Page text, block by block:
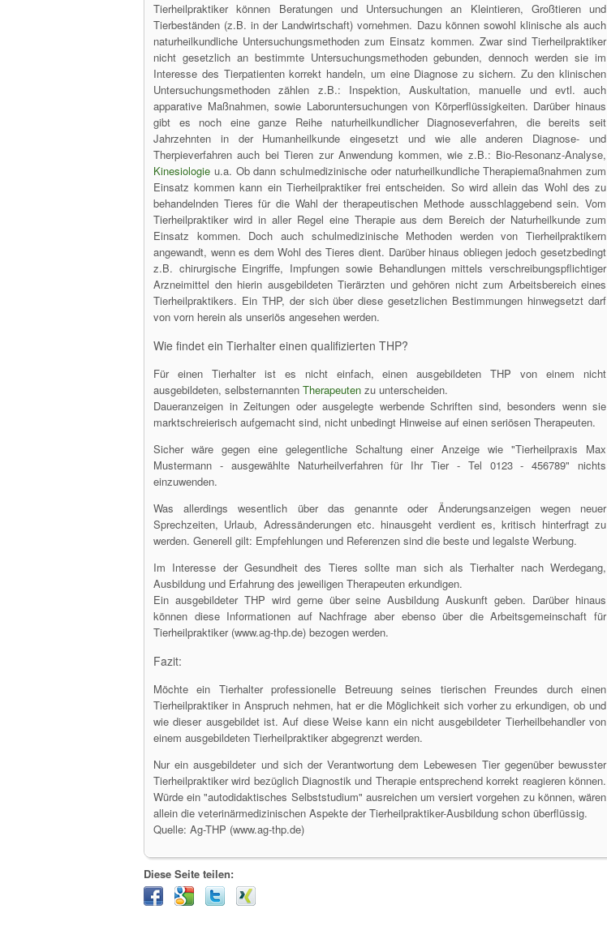
Tierheilpraktiker können Beratungen und Untersuchungen an Kleintieren, Großtieren und
Tierbeständen (z.B. in der Landwirtschaft) vornehmen. Dazu können sowohl klinische als auch
naturheilkundliche Untersuchungsmethoden zum Einsatz kommen. Zwar sind Tierheilpraktiker
nicht gesetzlich an bestimmte Untersuchungsmethoden gebunden, dennoch werden sie im
Interesse des Tierpatienten korrekt handeln, um eine Diagnose zu sichern. Zu den klinischen
Untersuchungsmethoden zählen z.B.: Inspektion, Auskultation, manuelle und evtl. auch
apparative Maßnahmen, sowie Laboruntersuchungen von Körperflüssigkeiten. Darüber hinaus
gibt es noch eine ganze Reihe naturheilkundlicher Diagnoseverfahren, die bereits seit
Jahrzehnten in der Humanheilkunde eingesetzt und wie alle anderen Diagnose- und
Therpieverfahren auch bei Tieren zur Anwendung kommen, wie z.B.: Bio-Resonanz-Analyse,
Kinesiologie u.a. Ob dann schulmedizinische oder naturheilkundliche Therapiemaßnahmen zum
Einsatz kommen kann ein Tierheilpraktiker frei entscheiden. So wird allein das Wohl des zu
behandelnden Tieres für die Wahl der therapeutischen Methode ausschlaggebend sein. Vom
Tierheilpraktiker wird in aller Regel eine Therapie aus dem Bereich der Naturheilkunde zum
Einsatz kommen. Doch auch schulmedizinische Methoden werden von Tierheilpraktikern
angewandt, wenn es dem Wohl des Tieres dient. Darüber hinaus obliegen jedoch gesetzbedingt
z.B. chirurgische Eingriffe, Impfungen sowie Behandlungen mittels verschreibungspflichtiger
Arzneimittel den hierin ausgebildeten Tierärzten und gehören nicht zum Arbeitsbereich eines
Tierheilpraktikers. Ein THP, der sich über diese gesetzlichen Bestimmungen hinwegsetzt darf
von vorn herein als unseriös angesehen werden.
Wie findet ein Tierhalter einen qualifizierten THP?
Für einen Tierhalter ist es nicht einfach, einen ausgebildeten THP von einem nicht
ausgebildeten, selbsternannten Therapeuten zu unterscheiden.
Daueranzeigen in Zeitungen oder ausgelegte werbende Schriften sind, besonders wenn sie
marktschreierisch aufgemacht sind, nicht unbedingt Hinweise auf einen seriösen Therapeuten.
Sicher wäre gegen eine gelegentliche Schaltung einer Anzeige wie "Tierheilpraxis Max
Mustermann - ausgewählte Naturheilverfahren für Ihr Tier - Tel 0123 - 456789" nichts
einzuwenden.
Was allerdings wesentlich über das genannte oder Änderungsanzeigen wegen neuer
Sprechzeiten, Urlaub, Adressänderungen etc. hinausgeht verdient es, kritisch hinterfragt zu
werden. Generell gilt: Empfehlungen und Referenzen sind die beste und legalste Werbung.
Im Interesse der Gesundheit des Tieres sollte man sich als Tierhalter nach Werdegang,
Ausbildung und Erfahrung des jeweiligen Therapeuten erkundigen.
Ein ausgebildeter THP wird gerne über seine Ausbildung Auskunft geben. Darüber hinaus
können diese Informationen auf Nachfrage aber ebenso über die Arbeitsgemeinschaft für
Tierheilpraktiker (www.ag-thp.de) bezogen werden.
Fazit:
Möchte ein Tierhalter professionelle Betreuung seines tierischen Freundes durch einen
Tierheilpraktiker in Anspruch nehmen, hat er die Möglichkeit sich vorher zu erkundigen, ob und
wie dieser ausgebildet ist. Auf diese Weise kann ein nicht ausgebildeter Tierheilbehandler von
einem ausgebildeten Tierheilpraktiker abgegrenzt werden.
Nur ein ausgebildeter und sich der Verantwortung dem Lebewesen Tier gegenüber bewusster
Tierheilpraktiker wird bezüglich Diagnostik und Therapie entsprechend korrekt reagieren können.
Würde ein "autodidaktisches Selbststudium" ausreichen um versiert vorgehen zu können, wären
allein die veterinärmedizinischen Aspekte der Tierheilpraktiker-Ausbildung schon überflüssig.
Quelle: Ag-THP (www.ag-thp.de)
Diese Seite teilen: